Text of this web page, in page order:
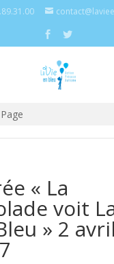
« La
voit
» 2 avril